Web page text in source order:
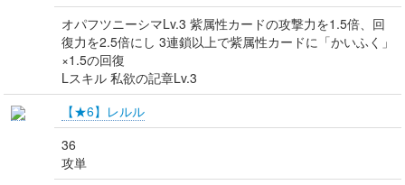
オパフツニーシマLv.3 紫属性カードの攻撃力を1.5倍、回
復力を2.5倍にし 3連鎖以上で紫属性カードに「かいふく」
×1.5の回復
Lスキル 私欲の記章Lv.3
【★6】レルル
36
攻単